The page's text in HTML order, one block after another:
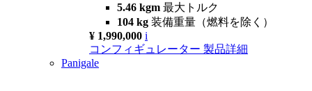
5.46 kgm 最大トルク
104 kg 装備重量（燃料を除く）
¥ 1,990,000 i
コンフィギュレーター 製品詳細
Panigale